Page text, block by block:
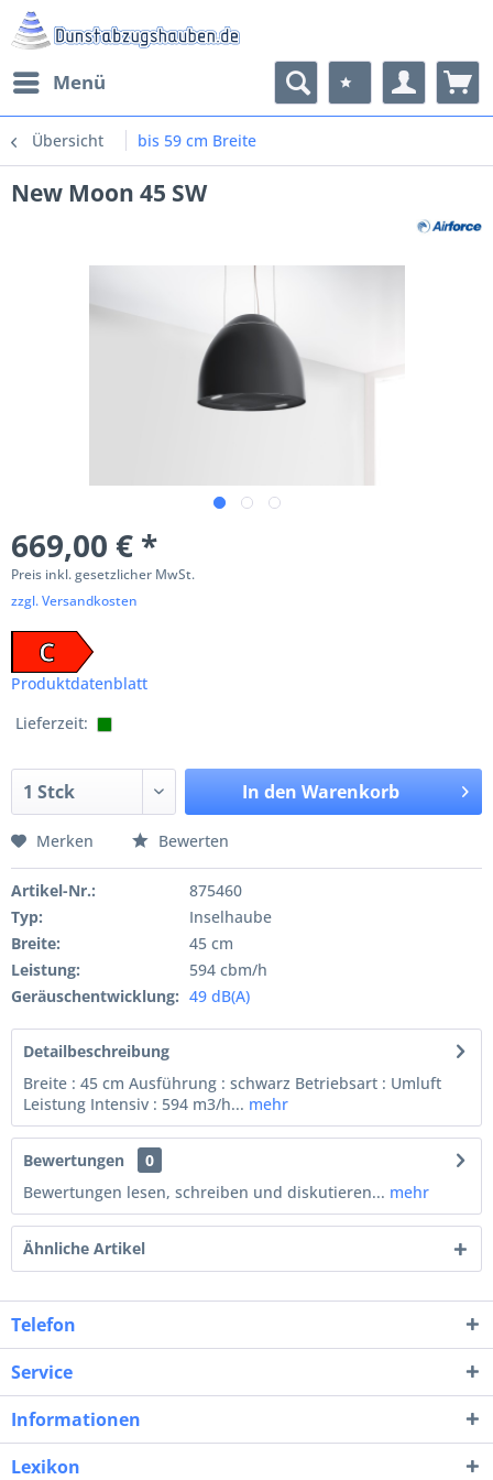
Menü
Übersicht bis 59 cm Breite
New Moon 45 SW
669,00 € *
Preis inkl. gesetzlicher MwSt.
zzgl. Versandkosten
C
Produktdatenblatt
Lieferzeit:
In den Warenkorb
Merken Bewerten
Artikel-Nr.:
875460
Typ:
Inselhaube
Breite:
45 cm
Leistung:
594 cbm/h
Geräuschentwicklung: 49 dB(A)
Detailbeschreibung
Breite : 45 cm Ausführung : schwarz Betriebsart : Umluft
Leistung Intensiv : 594 m3/h... mehr
Bewertungen
0
Bewertungen lesen, schreiben und diskutieren... mehr
Ähnliche Artikel
Telefon
Service
Informationen
Lexikon